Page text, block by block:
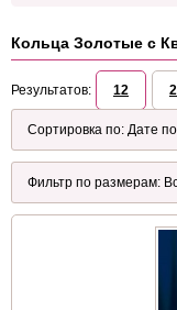
Кольца Золотые с
Результатов: 12